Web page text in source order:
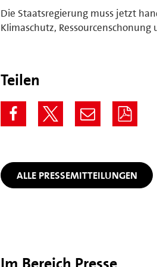
Die Staatsregierung muss jetzt
Klimaschutz,
Teilen
ALLE PRESSEMITTEILUNGEN